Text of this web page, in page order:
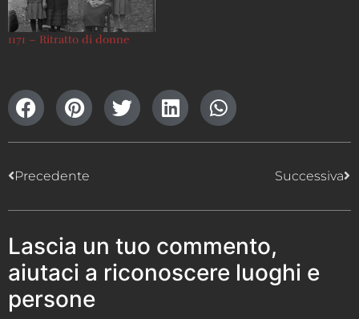
1171 – Ritratto di donne
Precedente Successiva
Lascia un tuo commento,
aiutaci a riconoscere luoghi e
persone